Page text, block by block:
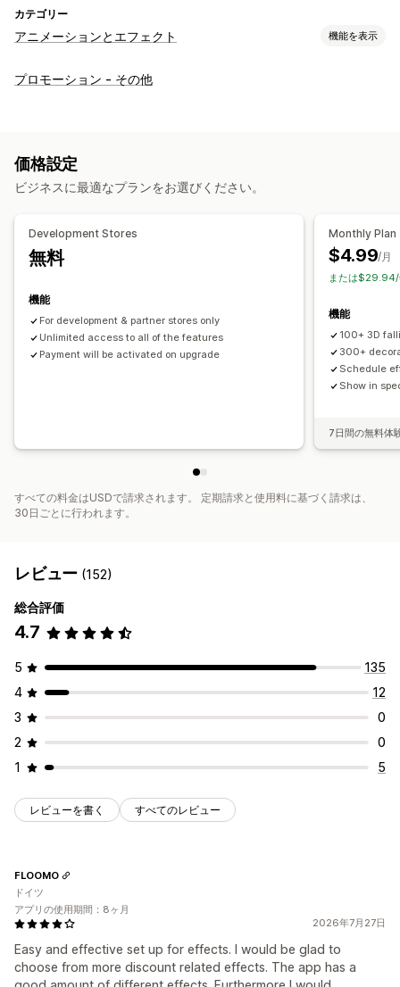
カテゴリー
アニメーションとエフェクト 機能を表示
カスタマイズ
モバイル対応
ブラックフライデー (BFCM) ハロウィン
新年
夏 バレンタインデー カスタムイベント
プロモーション - その他
価格設定
ビジネスに最適なプランをお選びください。
Development Stores
無料
機能
For development & partner stores only
Unlimited access to all of the features
Payment will be activated on upgrade
Monthly Plan
$4.99/月
または
機能
100+ 3D
300+
Schedule
Show in
7日間の無料体
すべての料金はUSDで請求されます。 定期請求と使用料に基づく請求は、
30日ごとに行われます。
レビュー (152)
総合評価
4.7
5
135
4
12
3
0
2
0
1
5
レビューを書く すべてのレビュー
2026年7月27日
Easy and effective set up for effects. I would be glad to
choose from more discount related effects. The app has a
FLOOMO
ドイツ
アプリの使用期間：8ヶ月